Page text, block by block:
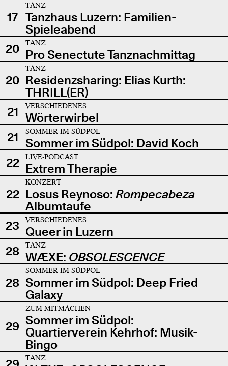
17
TANZ
Tanzhaus Luzern: Familien-
Spieleabend
20
TANZ
Pro Senectute Tanznachmittag
20
TANZ
Residenzsharing: Elias Kurth:
THRILL(ER)
21
VERSCHIEDENES
Wörterwirbel
21
SOMMER IM SÜDPOL
Sommer im Südpol: David Koch
22
LIVE-PODCAST
Extrem Therapie
22
KONZERT
Losus Reynoso: Rompecabeza
Albumtaufe
23
VERSCHIEDENES
Queer in Luzern
28
TANZ
WÆXE: OBSOLESCENCE
28
SOMMER IM SÜDPOL
Sommer im Südpol: Deep Fried
Galaxy
29
ZUM MITMACHEN
Sommer im Südpol:
Quartierverein Kehrhof: Musik-
Bingo
TANZ